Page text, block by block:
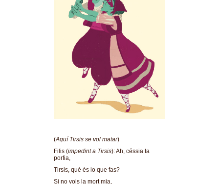
(Aquí Tirsis se vol matar)
Filis (impedint a Tirsis): Ah, céssia ta
porfia,
Tirsis, què és lo que fas?
Si no vols la mort mia,